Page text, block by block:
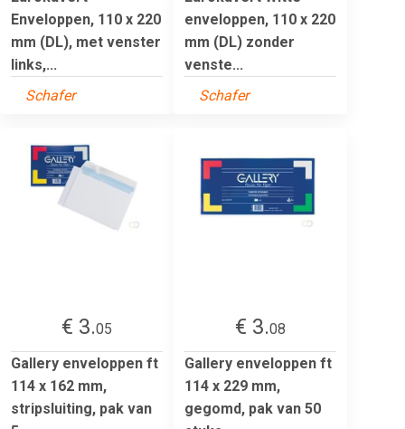
Enveloppen, 110 x 220
mm (DL), met venster
links,...
Schafer
enveloppen, 110 x 220
mm (DL) zonder
venste...
Schafer
€ 3.05
Gallery enveloppen ft
114 x 162 mm,
stripsluiting, pak van
€ 3.08
Gallery enveloppen ft
114 x 229 mm,
gegomd, pak van 50